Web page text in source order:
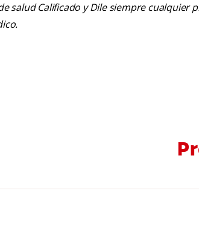
salud Calificado y Dile siempre cualquier